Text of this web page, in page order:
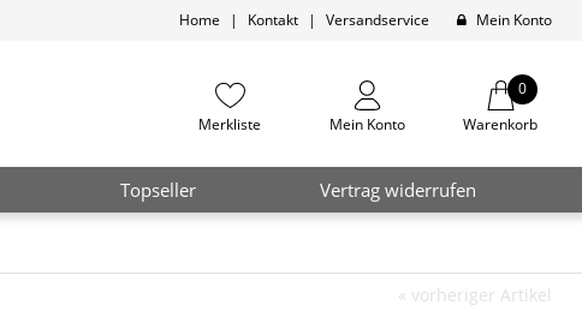
Home | Kontakt | Versandservice Mein Konto
Merkliste Mein Konto
0
Warenkorb
Topseller Vertrag widerrufen
« vorheriger Artikel